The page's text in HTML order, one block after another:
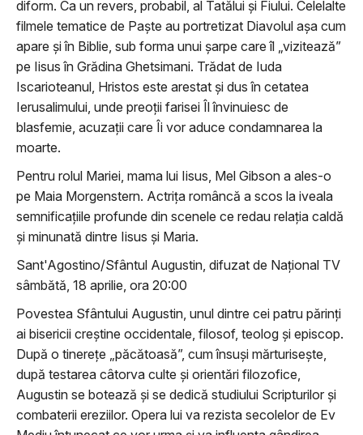
diform. Ca un revers, probabil, al Tatălui și Fiului. Celelalte
filmele tematice de Paște au portretizat Diavolul așa cum
apare și în Biblie, sub forma unui șarpe care îl „vizitează”
pe Iisus în Grădina Ghetsimani. Trădat de Iuda
Iscarioteanul, Hristos este arestat și dus în cetatea
Ierusalimului, unde preoții farisei Îl învinuiesc de
blasfemie, acuzații care Îi vor aduce condamnarea la
moarte.
Pentru rolul Mariei, mama lui Iisus, Mel Gibson a ales-o
pe Maia Morgenstern. Actrița româncă a scos la iveala
semnificațiile profunde din scenele ce redau relația caldă
și minunată dintre Iisus și Maria.
Sant'Agostino/Sfântul Augustin, difuzat de Național TV
sâmbătă, 18 aprilie, ora 20:00
Povestea Sfântului Augustin, unul dintre cei patru părinți
ai bisericii creștine occidentale, filosof, teolog și episcop.
După o tinerețe „păcătoasă”, cum însuși mărturisește,
după testarea câtorva culte și orientări filozofice,
Augustin se botează și se dedică studiului Scripturilor și
combaterii ereziilor. Opera lui va rezista secolelor de Ev